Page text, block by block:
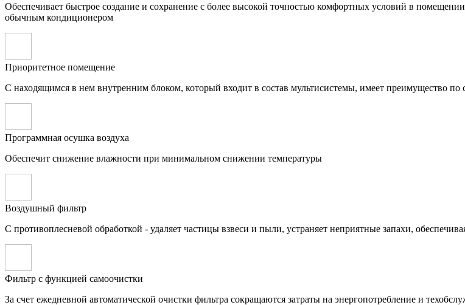
Обеспечивает быстрое создание и сохранение с более высокой точностью комфортных условий в
обычным кондиционером
Приоритетное помещение
С находящимся в нем внутренним блоком, который входит в состав мультисистемы, имеет преимущество
Программная осушка воздуха
Обеспечит снижение влажности при минимальном снижении температуры
Воздушный фильтр
С противоплесневой обработкой - удаляет частицы взвеси и пыли, устраняет неприятные запахи,
Фильтр с функцией самоочистки
За счет ежедневной автоматической очистки фильтра сокращаются затраты на энергопотребление и